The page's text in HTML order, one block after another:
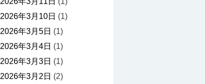
2026年3月10日 (1)
2026年3月5日 (1)
2026年3月4日 (1)
2026年3月3日 (1)
2026年3月2日 (2)